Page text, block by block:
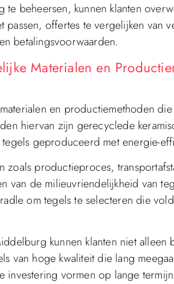
beheersen, kunnen klanten
offertes te vergelijken van
betalingsvoorwaarden.
Materialen en
en productiemethoden
hiervan zijn gerecyclede
geproduceerd met energie-
zoals productieproces,
van de milieuvriendelijkheid van
om tegels te selecteren die
kunnen klanten niet alleen
van hoge kwaliteit die lang
investering vormen op lange